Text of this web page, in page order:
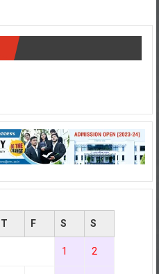
T F S S
1 2